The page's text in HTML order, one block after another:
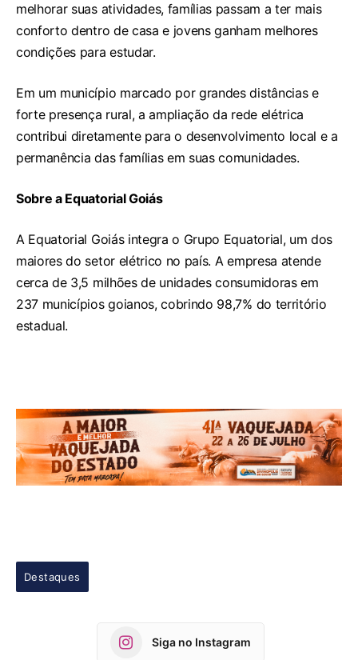
melhorar suas atividades, famílias passam a ter mais
conforto dentro de casa e jovens ganham melhores
condições para estudar.
Em um município marcado por grandes distâncias e
forte presença rural, a ampliação da rede elétrica
contribui diretamente para o desenvolvimento local e a
permanência das famílias em suas comunidades.
Sobre a Equatorial Goiás
A Equatorial Goiás integra o Grupo Equatorial, um dos
maiores do setor elétrico no país. A empresa atende
cerca de 3,5 milhões de unidades consumidoras em
237 municípios goianos, cobrindo 98,7% do território
estadual.
Destaques
Siga no Instagram